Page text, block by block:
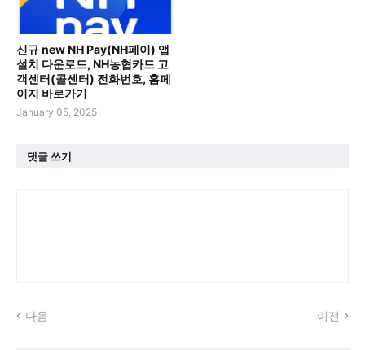
신규 new NH Pay(NH페이) 앱
설치 다운로드, NH농협카드 고
객센터(콜센터) 전화번호, 홈페
이지 바로가기
January 05, 2025
댓글 쓰기
다음 이전